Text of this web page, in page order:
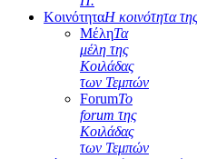
ΚοινότηταΗ κοινότητα
ΜέληΤα
μέλη της
Κοιλάδας
των Τεμπών
ForumΤο
forum της
Κοιλάδας
των Τεμπών